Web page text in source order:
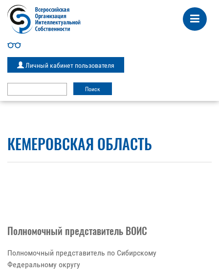
Личный кабинет пользователя
КЕМЕРОВСКАЯ ОБЛАСТЬ
Полномочный представитель ВОИС
Полномочный представитель по Сибирскому
Федеральному округу